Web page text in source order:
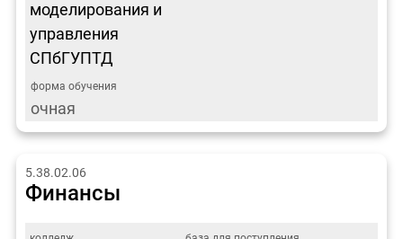
моделирования и
управления
СПбГУПТД
очная
5.38.02.06
Финансы